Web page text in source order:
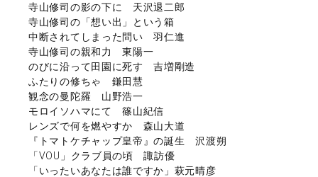
寺山修司の影の下に 天沢退二郎
寺山修司の「想い出」という箱
中断されてしまった問い 羽仁進
寺山修司の親和力 東陽一
のびに沿って田園に死す 吉増剛造
ふたりの修ちゃ 鎌田慧
観念の曼陀羅 山野浩一
モロイソハマにて 篠山紀信
レンズで何を燃やすか 森山大道
『トマトケチャップ皇帝』の誕生 沢渡朔
「VOU」クラブ員の頃 諏訪優
「いったいあなたは誰ですか」萩元晴彦